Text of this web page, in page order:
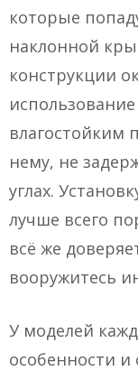
которые
наклонной
конструкции
влагостойким
нему, не
углах.
лучше всего
всё же
вооружитесь
У моделей
особенности